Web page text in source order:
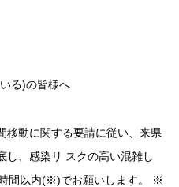
る)の皆様へ
移動に関する要請に従い、来県
し、感染リ スクの高い混雑し
間以内(※)でお願いします。 ※